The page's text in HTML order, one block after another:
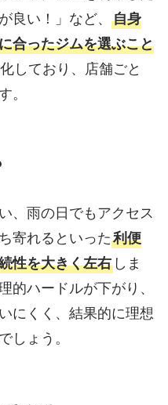
良い！」など、 自身
合ったジムを選ぶこと
しており、店舗ごと
。
、雨の日でもアクセス
寄れるといった利便
性を大きく左右しま
的ハードルが下がり、
にくく、結果的に理想
しょう。